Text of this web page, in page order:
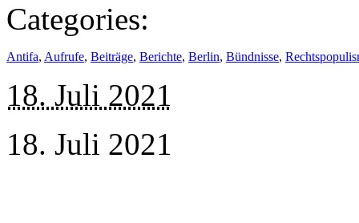
Categories:
Antifa, Aufrufe, Beiträge, Berichte, Berlin, Bündnisse,
18. Juli 2021
18. Juli 2021